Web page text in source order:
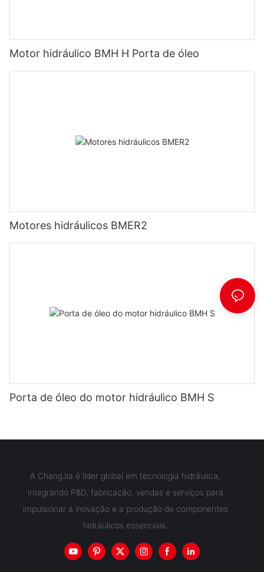
Motor hidráulico BMH H Porta de óleo
Motores hidráulicos BMER2
Porta de óleo do motor hidráulico BMH S
A ChangJia é líder global em tecnologia hidráulica,
integrando P&D, fabricação, vendas e serviços para
impulsionar a inovação e a produção de componentes
hidráulicos essenciais.